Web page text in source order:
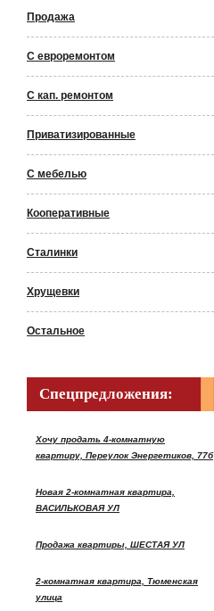
Продажа
С евроремонтом
С кап. ремонтом
Приватизированные
С мебелью
Кооперативные
Сталинки
Хрущевки
Остальное
Спецпредложения:
Хочу продать 4-комнатную
квартиру, Переулок Энергетиков, 77б
Новая 2-комнатная квартира,
ВАСИЛЬКОВАЯ УЛ
Продажа квартиры, ШЕСТАЯ УЛ
2-комнатная квартира, Тюменская
улица